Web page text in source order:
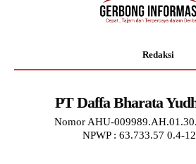
Redaksi
PT Daffa Bharata
Nomor AHU-
NPWP : 63.733.57 0.4-